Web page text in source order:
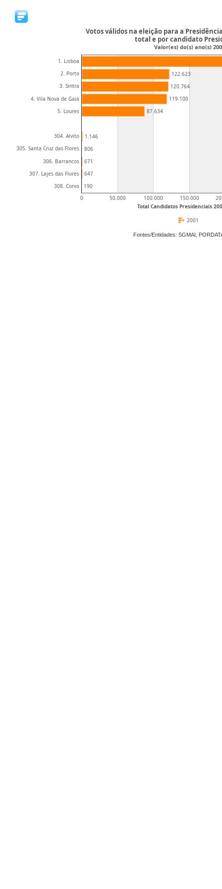
Total Candidatos Presidenciais
0 50.000 100.000 150.000
1. Lisboa
2. Porto
3. Sintra
4. Vila Nova de Gaia
5. Loures
304. Alvito
305. Santa Cruz das Flores
306. Barrancos
307. Lajes das Flores
308. Corvo
122.623
120.764
119.100
87.634
1.146
806
671
647
190
Votos válidos na eleição para a
total e por candidato
Valor(es) do(s) ano(s)
2001
Fontes/Entidades: SGMAI,